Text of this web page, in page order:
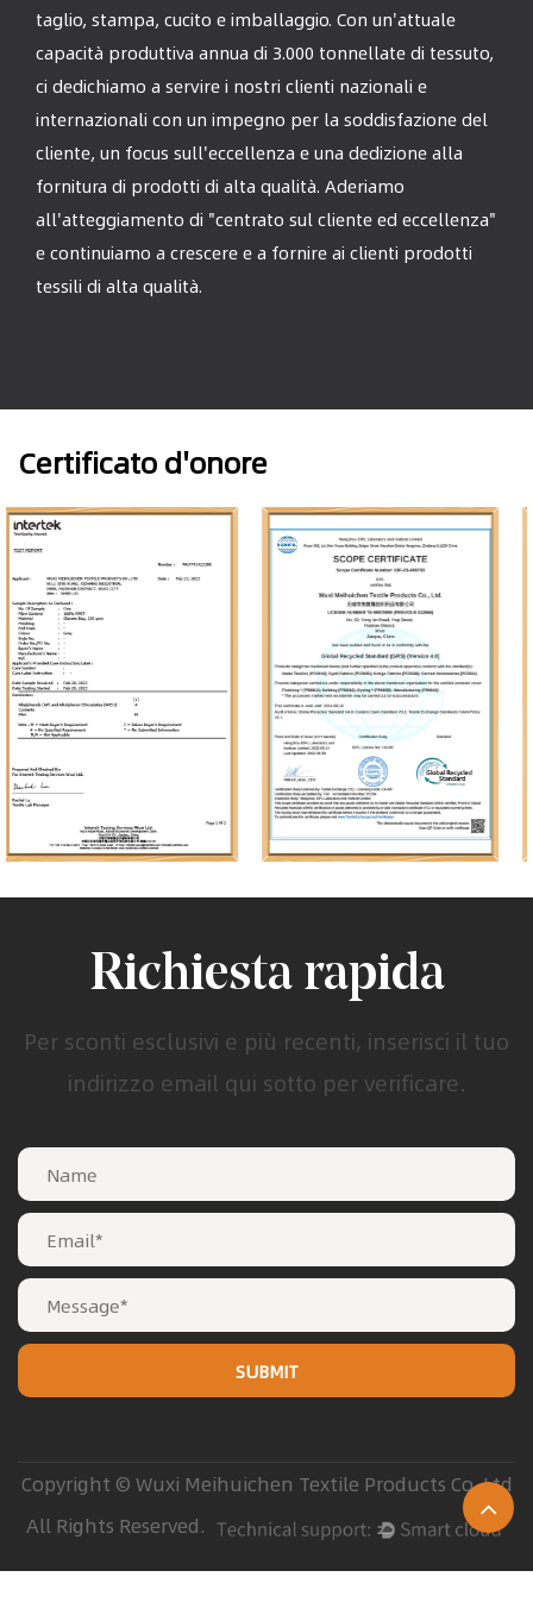
taglio, stampa, cucito e imballaggio. Con un'attuale
capacità produttiva annua di 3.000 tonnellate di tessuto,
ci dedichiamo a servire i nostri clienti nazionali e
internazionali con un impegno per la soddisfazione del
cliente, un focus sull'eccellenza e una dedizione alla
fornitura di prodotti di alta qualità. Aderiamo
all'atteggiamento di "centrato sul cliente ed eccellenza"
e continuiamo a crescere e a fornire ai clienti prodotti
tessili di alta qualità.
Certificato d'onore
Richiesta rapida
Per sconti esclusivi e più recenti, inserisci il tuo
indirizzo email qui sotto per verificare.
Copyright © Wuxi Meihuichen Textile Products Co. Ltd
All Rights Reserved.